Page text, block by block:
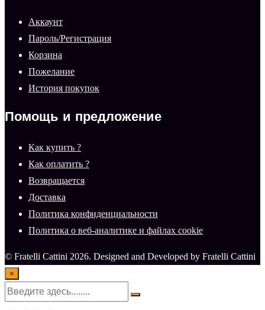
Аккаунт
Пароль/Регистрация
Корзина
Пожелание
История покупок
Помощь и предложение
Как купить ?
Как оплатить ?
Возвращается
Доставка
Политика конфиденциальности
Политика о веб-аналитике и файлах cookie
© Fratelli Cattini 2026. Designed and Developed by Fratelli Cattini
×